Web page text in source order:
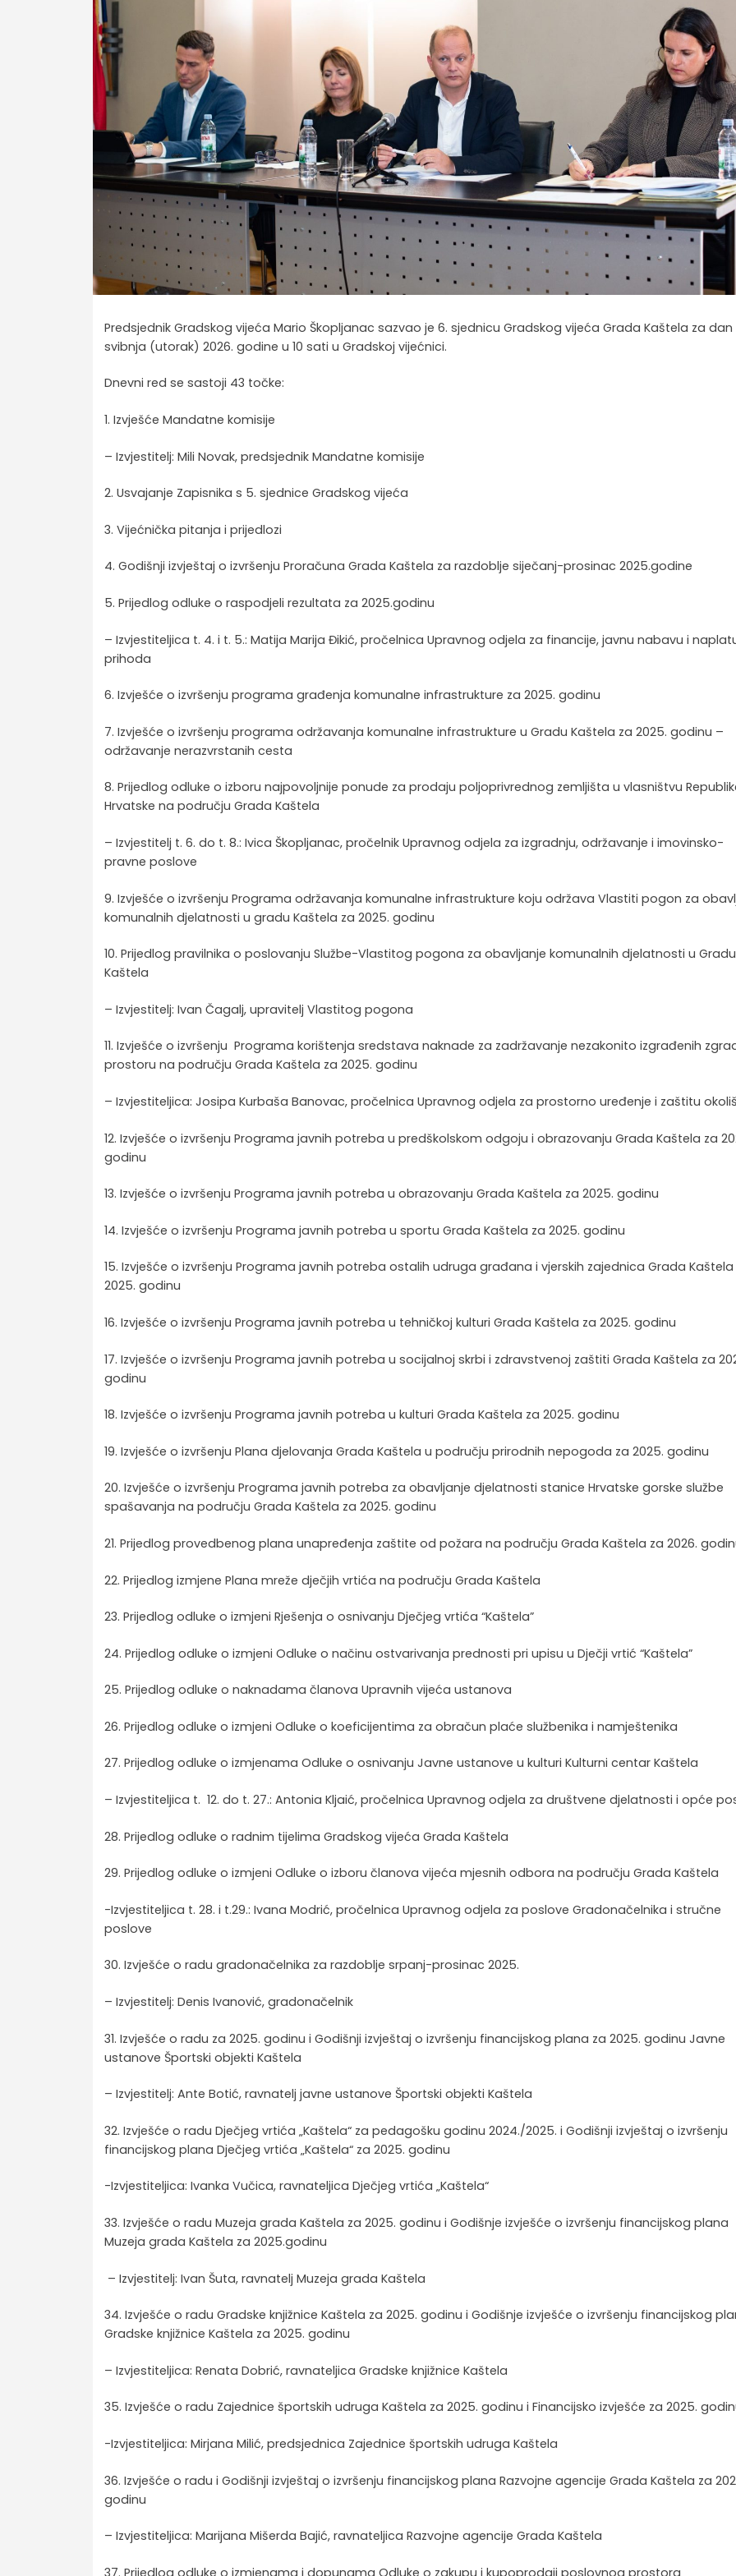
Predsjednik Gradskog vijeća Mario Škopljanac sazvao je 6. sjednicu Gradskog vijeća Grada Kaštela za dan
svibnja (utorak) 2026. godine u 10 sati u Gradskoj vijećnici.
Dnevni red se sastoji 43 točke:
1. Izvješće Mandatne komisije
– Izvjestitelj: Mili Novak, predsjednik Mandatne komisije
2. Usvajanje Zapisnika s 5. sjednice Gradskog vijeća
3. Vijećnička pitanja i prijedlozi
4. Godišnji izvještaj o izvršenju Proračuna Grada Kaštela za razdoblje siječanj-prosinac 2025.godine
5. Prijedlog odluke o raspodjeli rezultata za 2025.godinu
– Izvjestiteljica t. 4. i t. 5.: Matija Marija Đikić, pročelnica Upravnog odjela za financije, javnu nabavu i
prihoda
6. Izvješće o izvršenju programa građenja komunalne infrastrukture za 2025. godinu
7. Izvješće o izvršenju programa održavanja komunalne infrastrukture u Gradu Kaštela za 2025. godinu –
održavanje nerazvrstanih cesta
8. Prijedlog odluke o izboru najpovoljnije ponude za prodaju poljoprivrednog zemljišta u vlasništvu
Hrvatske na području Grada Kaštela
– Izvjestitelj t. 6. do t. 8.: Ivica Škopljanac, pročelnik Upravnog odjela za izgradnju, održavanje i imovinsko-
pravne poslove
9. Izvješće o izvršenju Programa održavanja komunalne infrastrukture koju održava Vlastiti pogon za
komunalnih djelatnosti u gradu Kaštela za 2025. godinu
10. Prijedlog pravilnika o poslovanju Službe-Vlastitog pogona za obavljanje komunalnih djelatnosti u Gradu
Kaštela
– Izvjestitelj: Ivan Čagalj, upravitelj Vlastitog pogona
11. Izvješće o izvršenju Programa korištenja sredstava naknade za zadržavanje nezakonito izgrađenih
prostoru na području Grada Kaštela za 2025. godinu
– Izvjestiteljica: Josipa Kurbaša Banovac, pročelnica Upravnog odjela za prostorno uređenje i zaštitu
12. Izvješće o izvršenju Programa javnih potreba u predškolskom odgoju i obrazovanju Grada Kaštela za
godinu
13. Izvješće o izvršenju Programa javnih potreba u obrazovanju Grada Kaštela za 2025. godinu
14. Izvješće o izvršenju Programa javnih potreba u sportu Grada Kaštela za 2025. godinu
15. Izvješće o izvršenju Programa javnih potreba ostalih udruga građana i vjerskih zajednica Grada
2025. godinu
16. Izvješće o izvršenju Programa javnih potreba u tehničkoj kulturi Grada Kaštela za 2025. godinu
17. Izvješće o izvršenju Programa javnih potreba u socijalnoj skrbi i zdravstvenoj zaštiti Grada Kaštela za
godinu
18. Izvješće o izvršenju Programa javnih potreba u kulturi Grada Kaštela za 2025. godinu
19. Izvješće o izvršenju Plana djelovanja Grada Kaštela u području prirodnih nepogoda za 2025. godinu
20. Izvješće o izvršenju Programa javnih potreba za obavljanje djelatnosti stanice Hrvatske gorske službe
spašavanja na području Grada Kaštela za 2025. godinu
21. Prijedlog provedbenog plana unapređenja zaštite od požara na području Grada Kaštela za 2026.
22. Prijedlog izmjene Plana mreže dječjih vrtića na području Grada Kaštela
23. Prijedlog odluke o izmjeni Rješenja o osnivanju Dječjeg vrtića “Kaštela”
24. Prijedlog odluke o izmjeni Odluke o načinu ostvarivanja prednosti pri upisu u Dječji vrtić “Kaštela”
25. Prijedlog odluke o naknadama članova Upravnih vijeća ustanova
26. Prijedlog odluke o izmjeni Odluke o koeficijentima za obračun plaće službenika i namještenika
27. Prijedlog odluke o izmjenama Odluke o osnivanju Javne ustanove u kulturi Kulturni centar Kaštela
– Izvjestiteljica t. 12. do t. 27.: Antonia Kljaić, pročelnica Upravnog odjela za društvene djelatnosti i opće
28. Prijedlog odluke o radnim tijelima Gradskog vijeća Grada Kaštela
29. Prijedlog odluke o izmjeni Odluke o izboru članova vijeća mjesnih odbora na području Grada Kaštela
-Izvjestiteljica t. 28. i t.29.: Ivana Modrić, pročelnica Upravnog odjela za poslove Gradonačelnika i stručne
poslove
30. Izvješće o radu gradonačelnika za razdoblje srpanj-prosinac 2025.
– Izvjestitelj: Denis Ivanović, gradonačelnik
31. Izvješće o radu za 2025. godinu i Godišnji izvještaj o izvršenju financijskog plana za 2025. godinu Javne
ustanove Športski objekti Kaštela
– Izvjestitelj: Ante Botić, ravnatelj javne ustanove Športski objekti Kaštela
32. Izvješće o radu Dječjeg vrtića „Kaštela“ za pedagošku godinu 2024./2025. i Godišnji izvještaj o izvršenju
financijskog plana Dječjeg vrtića „Kaštela“ za 2025. godinu
-Izvjestiteljica: Ivanka Vučica, ravnateljica Dječjeg vrtića „Kaštela“
33. Izvješće o radu Muzeja grada Kaštela za 2025. godinu i Godišnje izvješće o izvršenju financijskog plana
Muzeja grada Kaštela za 2025.godinu
– Izvjestitelj: Ivan Šuta, ravnatelj Muzeja grada Kaštela
34. Izvješće o radu Gradske knjižnice Kaštela za 2025. godinu i Godišnje izvješće o izvršenju financijskog
Gradske knjižnice Kaštela za 2025. godinu
– Izvjestiteljica: Renata Dobrić, ravnateljica Gradske knjižnice Kaštela
35. Izvješće o radu Zajednice športskih udruga Kaštela za 2025. godinu i Financijsko izvješće za 2025.
-Izvjestiteljica: Mirjana Milić, predsjednica Zajednice športskih udruga Kaštela
36. Izvješće o radu i Godišnji izvještaj o izvršenju financijskog plana Razvojne agencije Grada Kaštela za
godinu
– Izvjestiteljica: Marijana Mišerda Bajić, ravnateljica Razvojne agencije Grada Kaštela
37. Prijedlog odluke o izmjenama i dopunama Odluke o zakupu i kupoprodaji poslovnog prostora